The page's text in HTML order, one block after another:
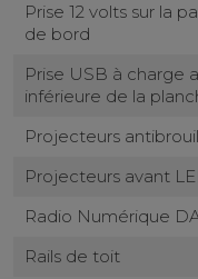
Prise 12 volts sur la
de bord
Prise USB à charge
inférieure de la
Projecteurs
Projecteurs avant
Radio Numérique
Rails de toit